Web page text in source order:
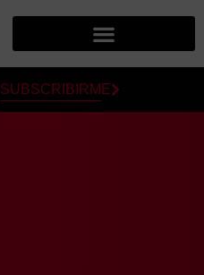
SUBSCRIBIRME